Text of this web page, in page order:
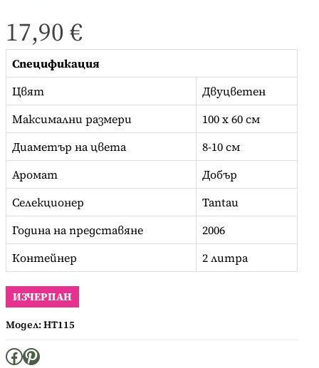
17,90 €
Спецификация
Цвят
Двуцветен
Максимални размери
100 x 60 см
Диаметър на цвета
8-10 см
Аромат
Добър
Селекционер
Tantau
Година на представяне
2006
Контейнер
2 литра
ИЗЧЕРПАН
Модел:HT115
Facebook Pinterest